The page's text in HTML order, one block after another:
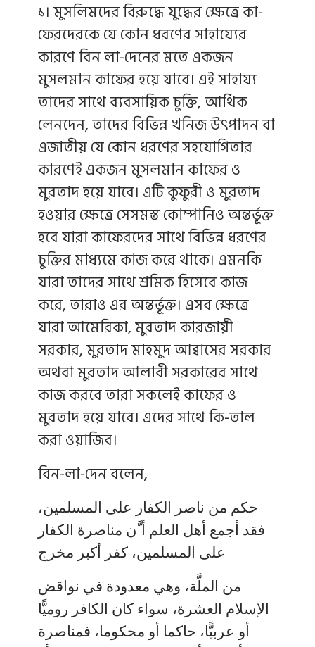
১। মুসলিমদের বিরুদ্ধে যুদ্ধের ক্ষেত্রে কা-
ফেরদেরকে যে কোন ধরণের সাহায্যের
কারণে বিন লা-দেনের মতে একজন
মুসলমান কাফের হয়ে যাবে। এই সাহায্য
তাদের সাথে ব্যবসায়িক চুক্তি, আর্থিক
লেনদেন, তাদের বিভিন্ন খনিজ উৎপাদন বা
এজাতীয় যে কোন ধরণের সহযোগিতার
কারণেই একজন মুসলমান কাফের ও
মুরতাদ হয়ে যাবে। এটি কুফুরী ও মুরতাদ
হওয়ার ক্ষেত্রে সেসমস্ত কোম্পানিও অন্তর্ভূক্ত
হবে যারা কাফেরদের সাথে বিভিন্ন ধরণের
চুক্তির মাধ্যমে কাজ করে থাকে। এমনকি
যারা তাদের সাথে শ্রমিক হিসেবে কাজ
করে, তারাও এর অন্তর্ভূক্ত। এসব ক্ষেত্রে
যারা আমেরিকা, মুরতাদ কারজায়ী
সরকার, মুরতাদ মাহমুদ আব্বাসের সরকার
অথবা মুরতাদ আলাবী সরকারের সাথে
কাজ করবে তারা সকলেই কাফের ও
মুরতাদ হয়ে যাবে। এদের সাথে কি-তাল
করা ওয়াজিব।
বিন-লা-দেন বলেন,
حكم من ناصر الكفار على المسلمين،
فقد أجمع أهل العلم أ َّن مناصرة الكفار
على المسلمين، كفر أكبر مخرج
من الملَّة، وهي معدودة في نواقض
الإسلام العشرة، سواء كان الكافر روميًّا
أو عربيًّا، حاكما أو محكوما، فمناصرة